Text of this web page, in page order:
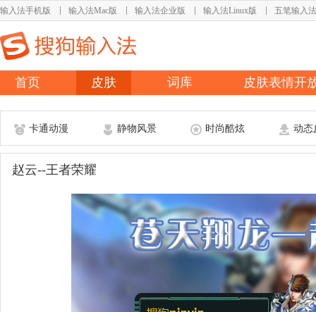
输入法手机版 输入法Mac版 输入法企业版 输入法Linux版 五笔输入法
首页 皮肤 词库 皮肤表情开
卡通动漫 静物风景 时尚酷炫 动态
赵云--王者荣耀